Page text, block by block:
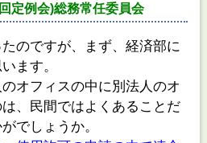
定例会)総務常任委員会
のですが、まず、経済部に
ます。
オフィスの中に別法人のオ
、民間ではよくあることだ
でしょうか。